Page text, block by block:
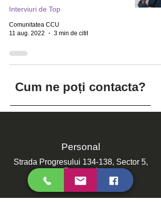
Interviuri de Top
Comunitatea CCU
11 aug. 2022
3 min de citit
Cum ne poți contacta?
Personal
Strada Progresului 134-138, Sector 5,
București